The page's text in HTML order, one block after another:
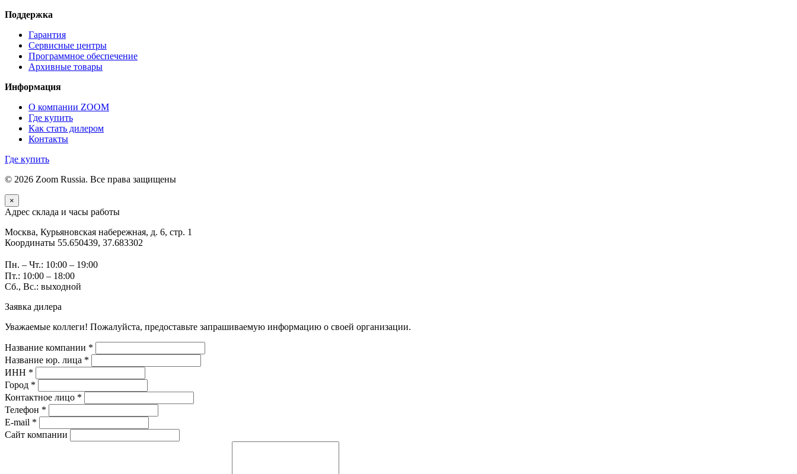
Поддержка
Гарантия
Сервисные центры
Программное обеспечение
Архивные товары
Информация
О компании ZOOM
Где купить
Как стать дилером
Контакты
Где купить
© 2026 Zoom Russia. Все права защищены
×
Адрес склада и часы работы
Москва, Курьяновская набережная, д. 6, стр. 1
Координаты 55.650439, 37.683302
Пн. – Чт.: 10:00 – 19:00
Пт.: 10:00 – 18:00
Сб., Вс.: выходной
Заявка дилера
Уважаемые коллеги! Пожалуйста, предоставьте запрашиваемую информацию о своей организации.
Название компании *
Название юр. лица *
ИНН *
Город *
Контактное лицо *
Телефон *
E-mail *
Сайт компании